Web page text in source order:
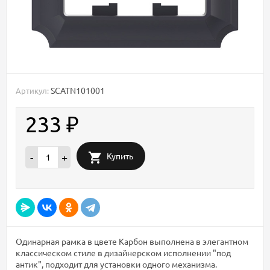
Артикул: SCATN101001
233 ₽
- + Купить
Одинарная рамка в цвете Карбон выполнена в элегантном
классическом стиле в дизайнерском исполнении "под
антик", подходит для установки одного механизма.